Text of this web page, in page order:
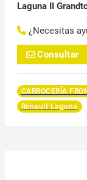
Laguna II
¿Necesitas
Consultar
CARROCERÍA
Renault Laguna